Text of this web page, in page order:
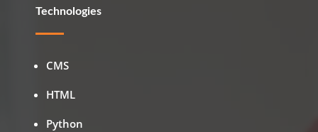
Technologies
CMS
HTML
Python